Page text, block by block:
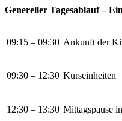
Genereller Tagesablauf –
09:15 – 09:30 Ankunft der
09:30 – 12:30 Kurseinheiten
12:30 – 13:30 Mittagspause